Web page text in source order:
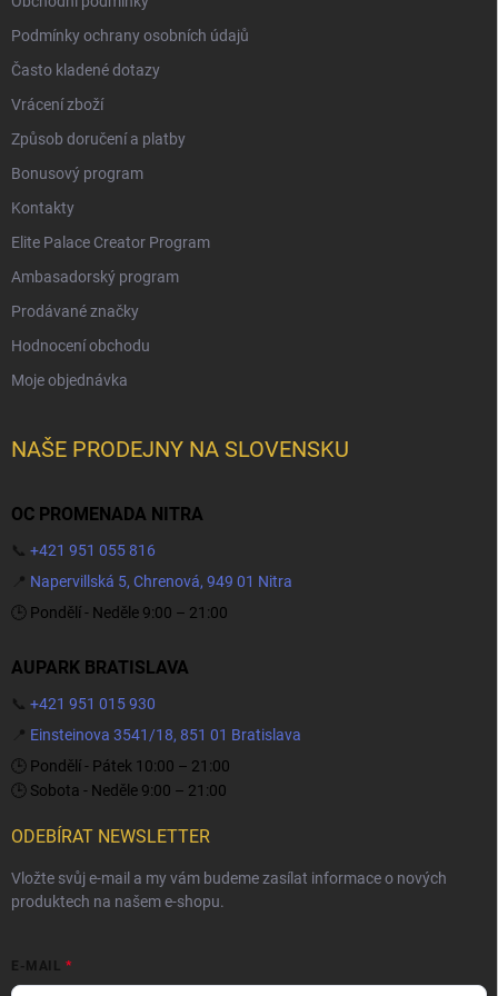
Podmínky ochrany osobních údajů
Často kladené dotazy
Vrácení zboží
Způsob doručení a platby
Bonusový program
Kontakty
Elite Palace Creator Program
Ambasadorský program
Prodávané značky
Hodnocení obchodu
Moje objednávka
NAŠE PRODEJNY NA SLOVENSKU
OC PROMENADA NITRA
📞 +421 951 055 816
📍 Napervillská 5, Chrenová, 949 01 Nitra
🕒 Pondělí - Neděle 9:00 – 21:00
AUPARK BRATISLAVA
📞 +421 951 015 930
📍 Einsteinova 3541/18, 851 01 Bratislava
🕒 Pondělí - Pátek 10:00 – 21:00
🕒 Sobota - Neděle 9:00 – 21:00
ODEBÍRAT NEWSLETTER
Vložte svůj e-mail a my vám budeme zasílat informace o nových
produktech na našem e-shopu.
E-MAIL